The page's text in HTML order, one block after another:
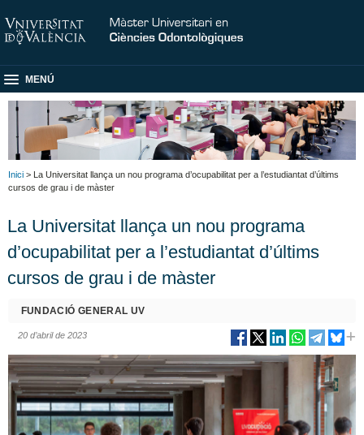
MENÚ
Inici > La Universitat llança un nou programa d’ocupabilitat per a l’estudiantat d’últims
cursos de grau i de màster
La Universitat llança un nou programa
d’ocupabilitat per a l’estudiantat d’últims
cursos de grau i de màster
FUNDACIÓ GENERAL UV
20 d’abril de 2023